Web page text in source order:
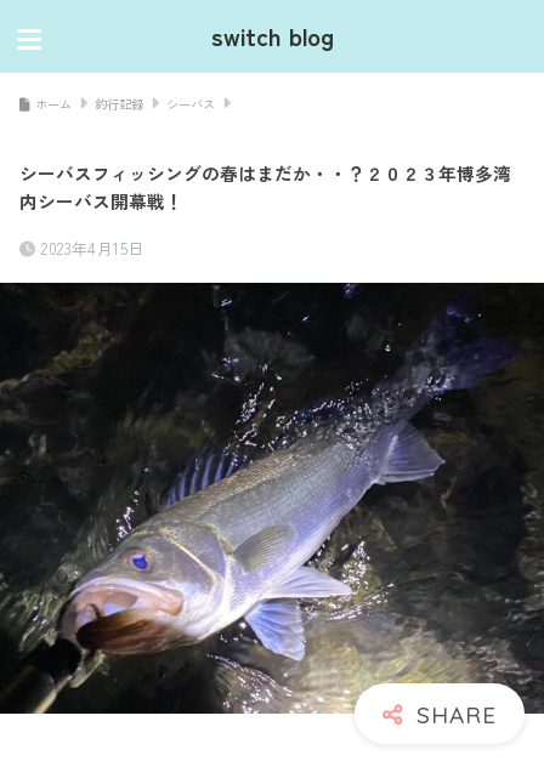
switch blog
ホーム 釣行記録 シーバス
シーバスフィッシングの春はまだか・・？２０２３年博多湾
内シーバス開幕戦！
2023年4月15日